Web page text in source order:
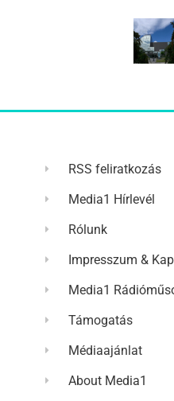
RSS feliratkozás
Media1 Hírlevél
Rólunk
Impresszum &
Media1
Támogatás
Médiaajánlat
About Media1